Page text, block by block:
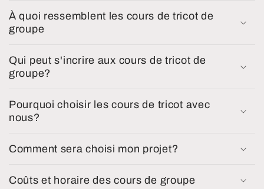
À quoi ressemblent les cours de tricot de
groupe
Qui peut s'incrire aux cours de tricot de
groupe?
Pourquoi choisir les cours de tricot avec
nous?
Comment sera choisi mon projet?
Coûts et horaire des cours de groupe